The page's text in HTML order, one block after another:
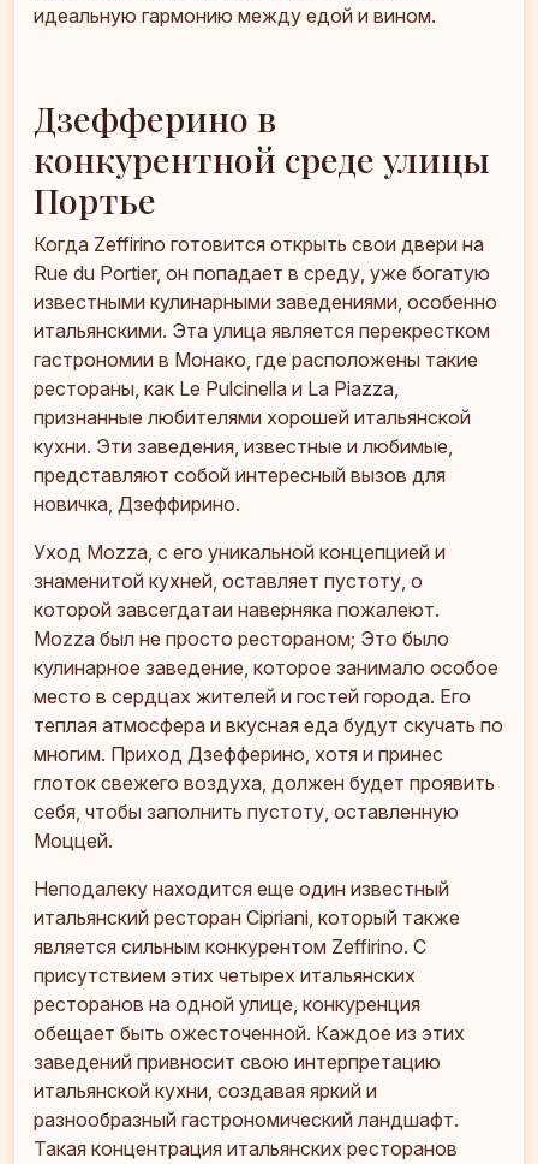
идеальную гармонию между едой и вином.
Дзефферино в
конкурентной среде улицы
Портье
Когда Zeffirino готовится открыть свои двери на
Rue du Portier, он попадает в среду, уже богатую
известными кулинарными заведениями, особенно
итальянскими. Эта улица является перекрестком
гастрономии в Монако, где расположены такие
рестораны, как Le Pulcinella и La Piazza,
признанные любителями хорошей итальянской
кухни. Эти заведения, известные и любимые,
представляют собой интересный вызов для
новичка, Дзеффирино.
Уход Mozza, с его уникальной концепцией и
знаменитой кухней, оставляет пустоту, о
которой завсегдатаи наверняка пожалеют.
Mozza был не просто рестораном; Это было
кулинарное заведение, которое занимало особое
место в сердцах жителей и гостей города. Его
теплая атмосфера и вкусная еда будут скучать по
многим. Приход Дзефферино, хотя и принес
глоток свежего воздуха, должен будет проявить
себя, чтобы заполнить пустоту, оставленную
Моццей.
Неподалеку находится еще один известный
итальянский ресторан Cipriani, который также
является сильным конкурентом Zeffirino. С
присутствием этих четырех итальянских
ресторанов на одной улице, конкуренция
обещает быть ожесточенной. Каждое из этих
заведений привносит свою интерпретацию
итальянской кухни, создавая яркий и
разнообразный гастрономический ландшафт.
Такая концентрация итальянских ресторанов